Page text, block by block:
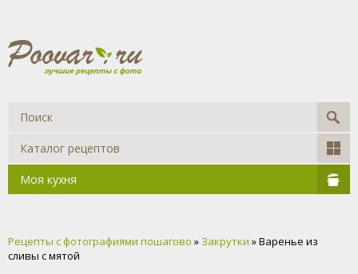
Каталог рецептов
Моя кухня
Рецепты с фотографиями пошагово » Закрутки » Варенье из
сливы с мятой